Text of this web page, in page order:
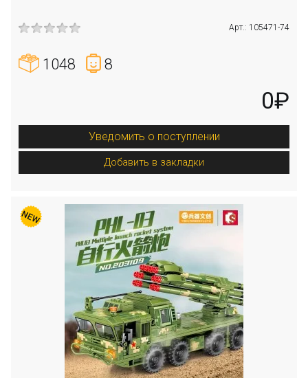
Арт.: 105471-74
1048 8
0₽
Уведомить о поступлении
Добавить в закладки